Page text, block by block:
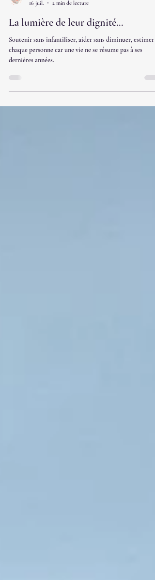
Naoki San'
16 juil.
2 min de lecture
La lumière de leur dignité...
Soutenir sans infantiliser, aider sans diminuer, estimer
dernières années.